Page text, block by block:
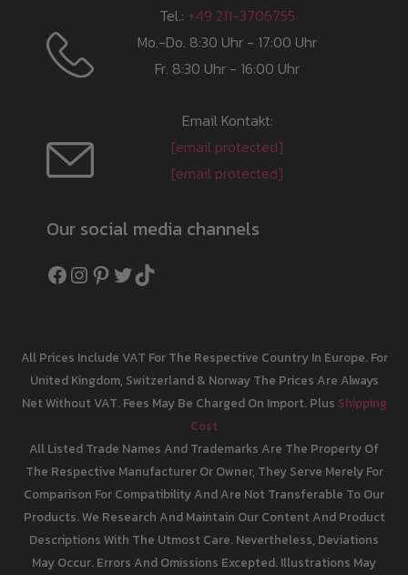
Tel.: +49 211-3706755
Mo.-Do. 8:30 Uhr - 17:00 Uhr
Fr. 8:30 Uhr - 16:00 Uhr
Email Kontakt:
[email protected]
[email protected]
Our social media channels
Facebook
Instagram
Pinterest
Twitter
TikTok
All Prices Include VAT For The Respective Country In Europe. For
United Kingdom, Switzerland & Norway The Prices Are Always
Net Without VAT. Fees May Be Charged On Import. Plus Shipping
Cost
All Listed Trade Names And Trademarks Are The Property Of
The Respective Manufacturer Or Owner, They Serve Merely For
Comparison For Compatibility And Are Not Transferable To Our
Products. We Research And Maintain Our Content And Product
Descriptions With The Utmost Care. Nevertheless, Deviations
May Occur. Errors And Omissions Excepted. Illustrations May